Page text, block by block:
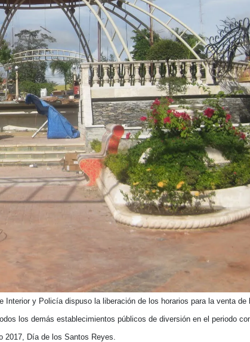
y Policía dispuso la liberación de los horarios para la venta de
los demás establecimientos públicos de diversión en el periodo
2017, Día de los Santos Reyes.